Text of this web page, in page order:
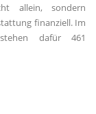
allein, sondern
finanziell. Im
stehen dafür 461